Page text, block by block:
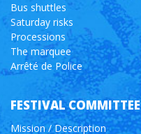
Bus shuttles
Saturday risks
Processions
The marquee
Arrêté de Police
FESTIVAL COMMITTEE
Mission / Description